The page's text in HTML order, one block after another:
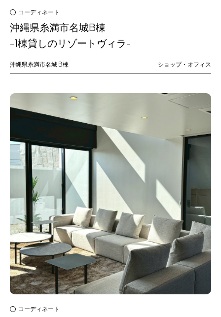
コーディネート
沖縄県糸満市名城B棟
-1棟貸しのリゾートヴィラ-
沖縄県糸満市名城 B棟 ショップ・オフィス
コーディネート